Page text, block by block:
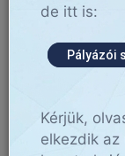
de itt is:
Pályázói
Kérjük,
elkezdik az